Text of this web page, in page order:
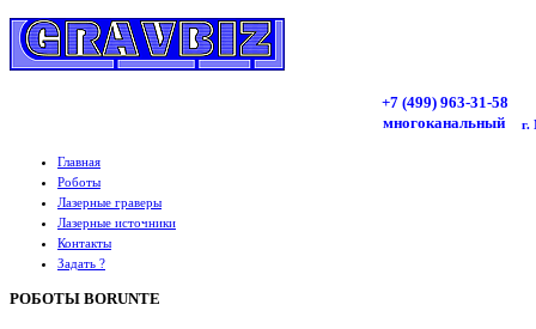
+7 (499) 963-31-58
многоканальный
г.
Главная
Роботы
Лазерные граверы
Лазерные источники
Контакты
Задать ?
РОБОТЫ BORUNTE